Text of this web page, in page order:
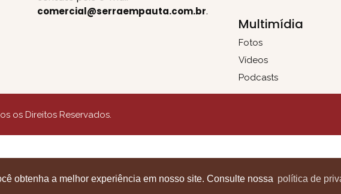
obtenha a melhor experiência em nosso site. Consulte nossa política de
comercial@serraempauta.com.br.
Multimídia
Fotos
Vídeos
Podcasts
os Direitos Reservados.